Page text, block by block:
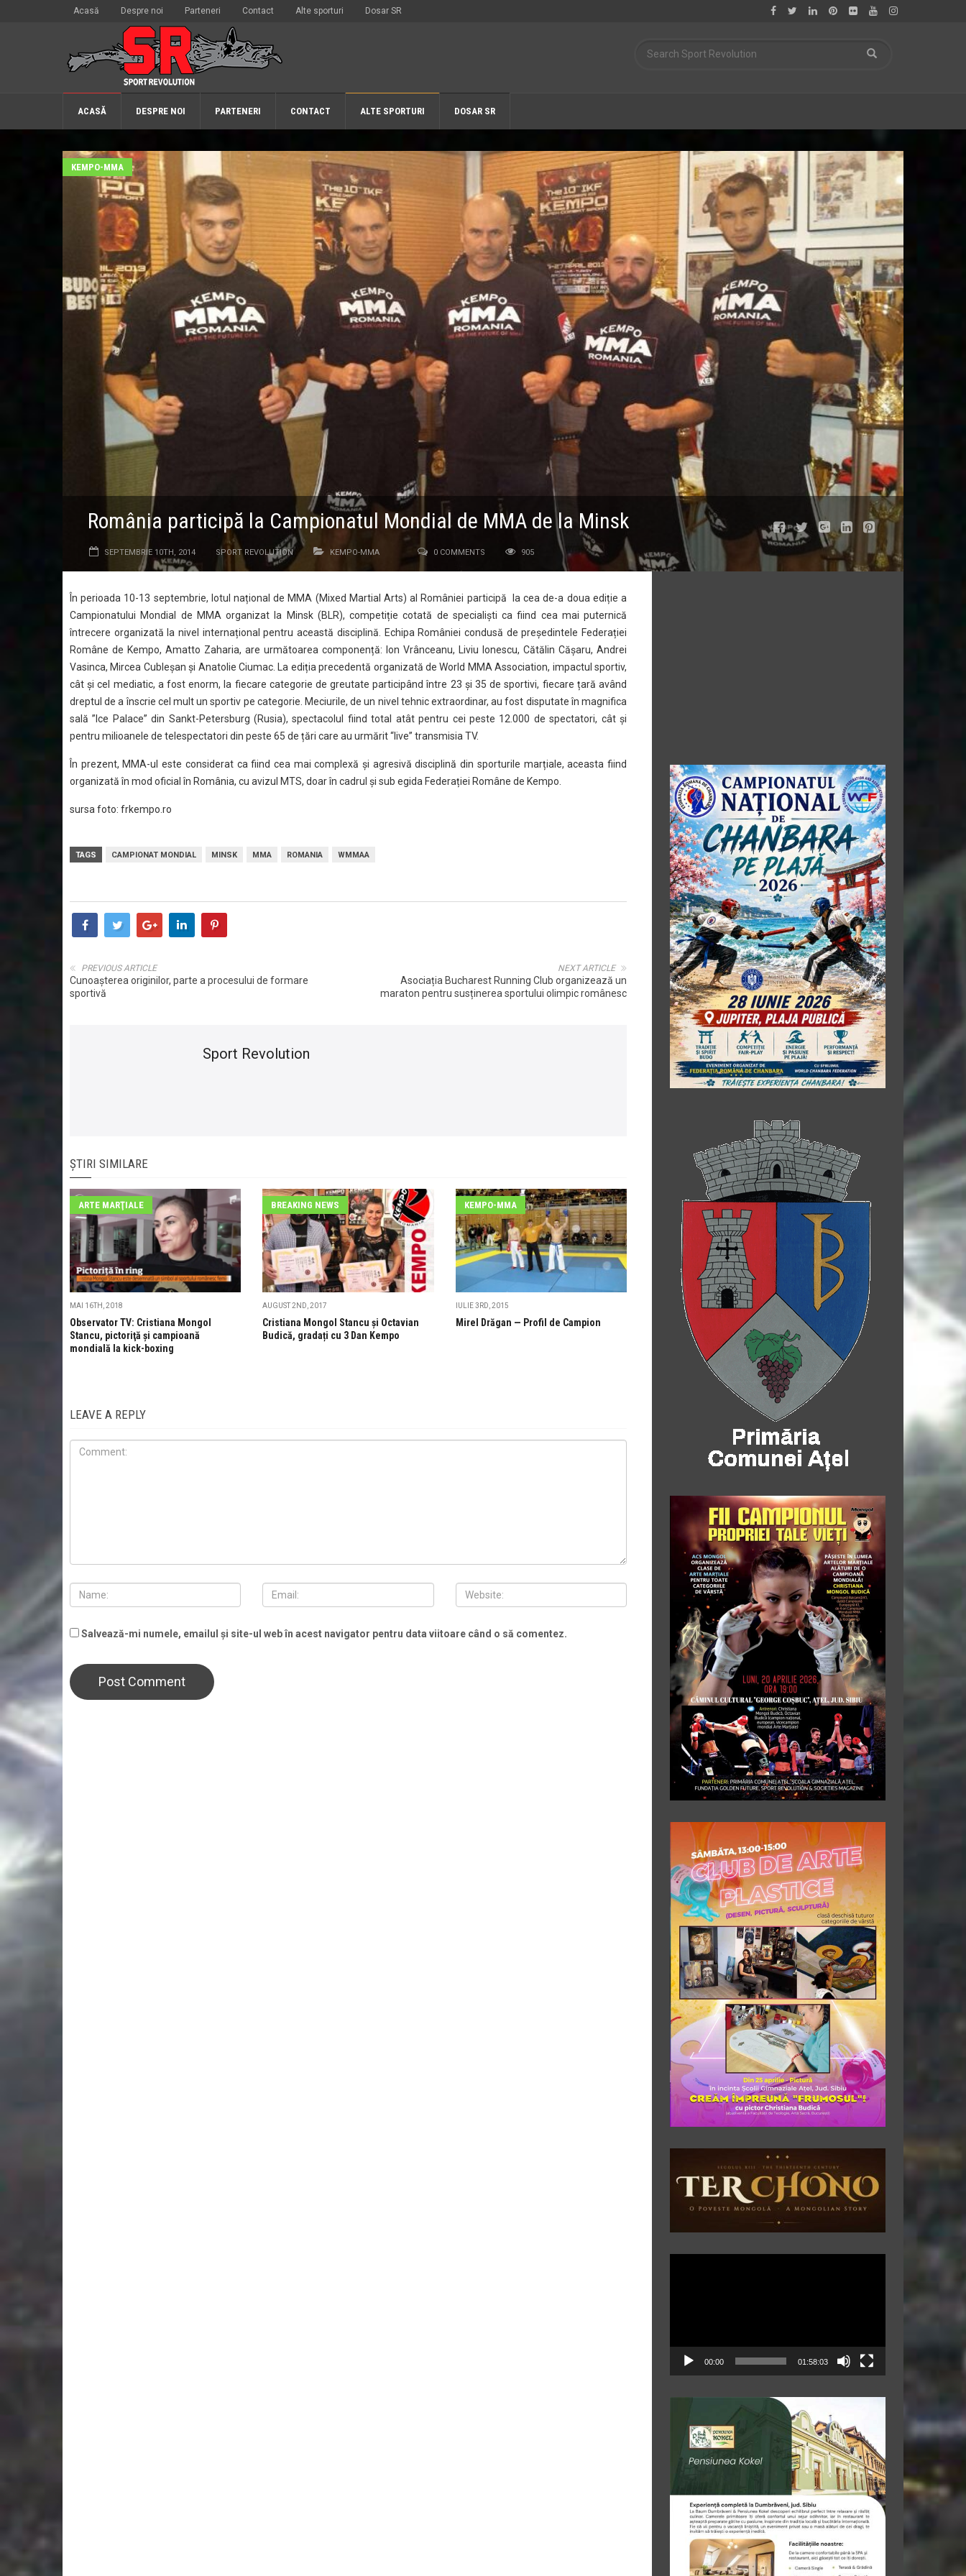
Acasă Despre noi Parteneri Contact Alte sporturi Dosar SR
ACASĂ DESPRE NOI PARTENERI CONTACT ALTE SPORTURI DOSAR SR
KEMPO-MMA
România participă la Campionatul Mondial de MMA de la Minsk
SEPTEMBRIE 10TH, 2014 SPORT REVOLUTION KEMPO-MMA 0 COMMENTS 905
În perioada 10-13 septembrie, lotul național de MMA (Mixed Martial Arts) al României participă
la cea de-a doua ediție a
Campionatului Mondial de MMA organizat la Minsk (BLR), competiție cotată de specialiști ca fiind cea mai puternică
întrecere organizată la nivel internațional pentru această disciplină. Echipa României condusă de președintele Federației
Române de Kempo, Amatto Zaharia, are următoarea componență: Ion Vrânceanu, Liviu Ionescu, Cătălin Cășaru, Andrei
Vasinca, Mircea Cubleșan și Anatolie Ciumac. La ediția precedentă organizată de World MMA Association, impactul sportiv,
cât și cel mediatic, a fost enorm, la fiecare categorie de greutate participând între 23 și 35 de sportivi, fiecare țară având
dreptul de a înscrie cel mult un sportiv pe categorie. Meciurile, de un nivel tehnic extraordinar, au fost disputate în magnifica
sală ”Ice Palace” din Sankt-Petersburg (Rusia), spectacolul fiind total atât pentru cei peste 12.000 de spectatori, cât și
pentru milioanele de telespectatori din peste 65 de țări care au urmărit “live” transmisia TV.
În prezent, MMA-ul este considerat ca fiind cea mai complexă și agresivă disciplină din sporturile marțiale, aceasta fiind
organizată în mod oficial în România, cu avizul MTS, doar în cadrul și sub egida Federației Române de Kempo.
sursa foto: frkempo.ro
TAGS CAMPIONAT MONDIAL MINSK MMA ROMANIA WMMAA
NEXT ARTICLE
Asociația Bucharest Running Club organizează un
maraton pentru susținerea sportului olimpic românesc
PREVIOUS ARTICLE
Cunoașterea originilor, parte a procesului de formare
sportivă
Sport Revolution
ȘTIRI SIMILARE
ARTE MARŢIALE
MAI 16TH, 2018
Observator TV: Cristiana Mongol
Stancu, pictoriţă şi campioană
mondială la kick-boxing
BREAKING NEWS
AUGUST 2ND, 2017
Cristiana Mongol Stancu și Octavian
Budică, gradați cu 3 Dan Kempo
KEMPO-MMA
IULIE 3RD, 2015
Mirel Drăgan — Profil de Campion
LEAVE A REPLY
Salvează-mi numele, emailul și site-ul web în acest navigator pentru data viitoare când o să comentez.
00:00 01:58:03